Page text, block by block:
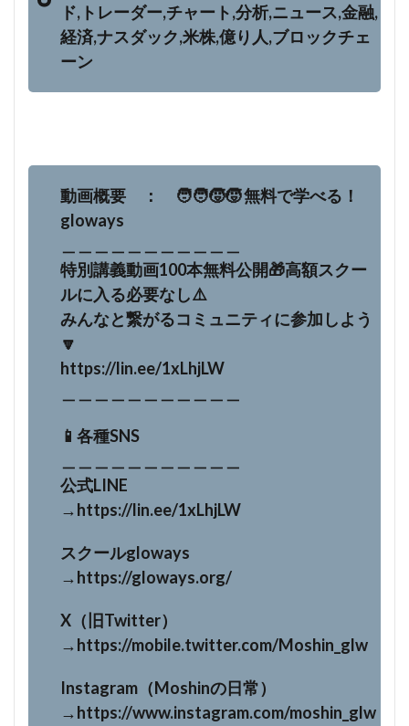
ド,トレーダー,チャート,分析,ニュース,金融,
経済,ナスダック,米株,億り人,ブロックチェ
ーン
動画概要 ： 🧑‍🧑‍🧒‍🧒 無料で学べる！
gloways
特別講義動画100本無料公開🎁高額スクー
ルに入る必要なし⚠️
みんなと繋がるコミュニティに参加しよう
🔽
https://lin.ee/1xLhjLW
📱各種SNS
公式LINE
→https://lin.ee/1xLhjLW
スクールgloways
→https://gloways.org/
X（旧Twitter）
→https://mobile.twitter.com/Moshin_glw
Instagram（Moshinの日常）
→https://www.instagram.com/moshin_glw